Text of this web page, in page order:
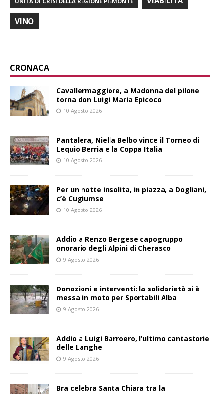
VINO
CRONACA
Cavallermaggiore, a Madonna del pilone
torna don Luigi Maria Epicoco
10 Agosto 2026
Pantalera, Niella Belbo vince il Torneo di
Lequio Berria e la Coppa Italia
10 Agosto 2026
Per un notte insolita, in piazza, a Dogliani,
c’è Cugiumse
10 Agosto 2026
Addio a Renzo Bergese capogruppo
onorario degli Alpini di Cherasco
9 Agosto 2026
Donazioni e interventi: la solidarietà si è
messa in moto per Sportabili Alba
9 Agosto 2026
Addio a Luigi Barroero, l’ultimo cantastorie
delle Langhe
9 Agosto 2026
Bra celebra Santa Chiara tra la